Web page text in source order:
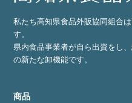
私たち高知県食品外販協同組合
す。
県内食品事業者が自ら出資をし
の新たな卸機能です。
商品